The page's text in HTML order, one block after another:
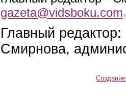
gazeta@vidsboku.com
Главный
Смирнова,